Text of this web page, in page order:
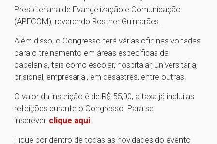
Presbiteriana de Evangelização e Comunicação
(APECOM), reverendo Rosther Guimarães.
Além disso, o Congresso terá várias oficinas voltadas
para o treinamento em áreas específicas da
capelania, tais como escolar, hospitalar, universitária,
prisional, empresarial, em desastres, entre outras.
O valor da inscrição é de R$ 55,00, a taxa já inclui as
refeições durante o Congresso. Para se
inscrever, clique aqui.
Fique por dentro de todas as novidades do evento